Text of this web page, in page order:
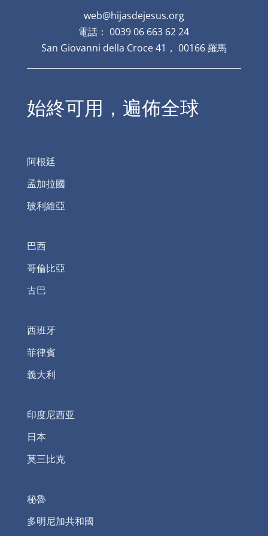
web@hijasdejesus.org
電話： 0039 06 663 62 24
San Giovanni della Croce 41， 00166 羅馬
始終可用，遍佈全球
阿根廷
孟加拉國
玻利維亞
巴西
哥倫比亞
古巴
西班牙
菲律賓
義大利
印度尼西亚
日本
莫三比克
秘魯
多明尼加共和國